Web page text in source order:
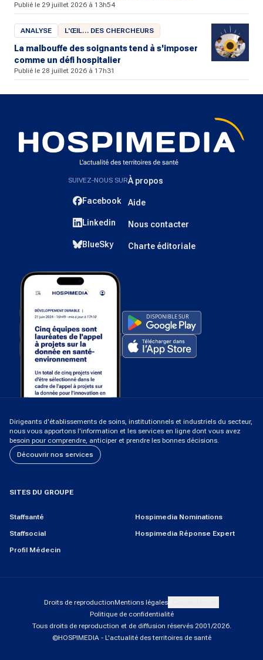
Publié le 29 juillet 2026 à 13h54
ANALYSE L'ŒIL… DES CHERCHEURS
La malbouffe des soignants tend à s'imposer
comme un défi hospitalier
Publié le 28 juillet 2026 à 17h31
SUIVEZ-NOUS SUR
Facebook
Linkedin
BlueSky
À propos
Aide
Nous contacter
Charte éditoriale
Dirigeants d'établissements de soins, institutionnels et industriels du secteur,
nous vous apportons l'information et les services en ligne dont vous avez
besoin pour comprendre, anticiper et prendre les bonnes décisions.
Découvrir nos services
SITES DU GROUPE
Staffsanté
Staffsocial
Profil Médecin
Hospimedia Nominations
Hospimedia Réponse Expert
Droits de reproductionMentions légales
Politique de confidentialité
Tous droits de reproduction et de diffusion réservés 2001/2026.
©HOSPIMEDIA - L'actualité des territoires de santé